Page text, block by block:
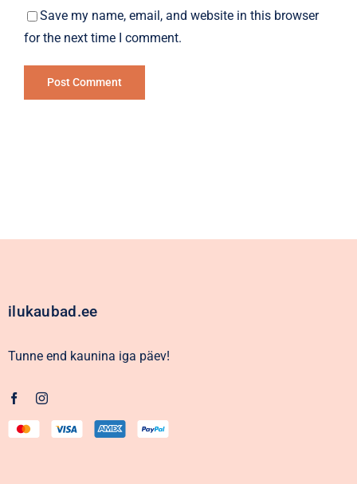
Save my name, email, and website in this browser
for the next time I comment.
ilukaubad.ee
Tunne end kaunina iga päev!